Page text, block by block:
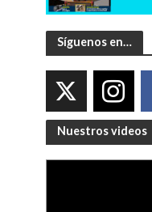
Síguenos en…
Nuestros videos